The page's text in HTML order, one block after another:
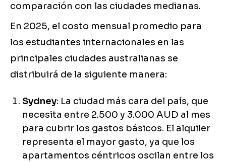
comparación con las ciudades medianas.
En 2025, el costo mensual promedio para
los estudiantes internacionales en las
principales ciudades australianas se
distribuirá de la siguiente manera:
Sydney: La ciudad más cara del país, que
necesita entre 2.500 y 3.000 AUD al mes
para cubrir los gastos básicos. El alquiler
representa el mayor gasto, ya que los
apartamentos céntricos oscilan entre los